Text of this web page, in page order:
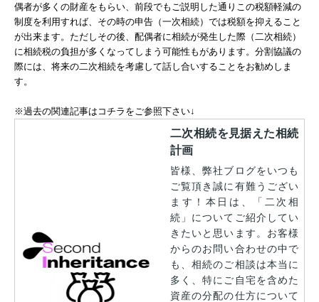
偶者が多くの財産をもらい、前段でもご説明した通りこの税額軽減の
制度を利用すれば、その時の申告（一次相続）では税額を抑えること
が出来ます。ただしその後、配偶者に相続が発生した際（二次相続）
に相続税の負担が多くなってしまう可能性もがあります。分割協議の
際には、将来の二次相続を考慮して話し合いすることをお勧めしま
す。
※過去の関連記事はコチラをご参照下さい↓
二次相続を見据えた相続
計画
皆様、弊社ブログをいつも
ご覧頂き誠に有難うござい
ます！本日は、「二次相
続」についてご紹介してい
きたいと思います。お客様
からのお問い合わせの中で
も、相続のご相談は本当に
多く、特にご自宅を含めた
資産の分配の仕方について